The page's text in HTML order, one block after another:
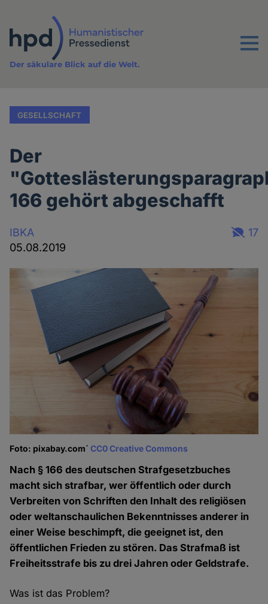
Inhalt
Menu
Der säkulare Blick auf die Welt.
GESELLSCHAFT
Der
166 gehört abgeschafft
IBKA
05.08.2019
17
Foto: pixabay.com´CC0 Creative Commons
Nach § 166 des deutschen Strafgesetzbuches
macht sich strafbar, wer öffentlich oder durch
Verbreiten von Schriften den Inhalt des religiösen
oder weltanschaulichen Bekenntnisses anderer in
einer Weise beschimpft, die geeignet ist, den
öffentlichen Frieden zu stören. Das Strafmaß ist
Freiheitsstrafe bis zu drei Jahren oder Geldstrafe.
Was ist das Problem?